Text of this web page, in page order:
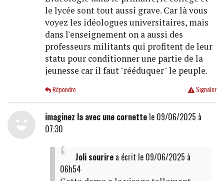
le lycée sont tout aussi grave. Car là vous
voyez les idéologues universitaires, mais
dans l'enseignement on a aussi des
professeurs militants qui profitent de leur
statu pour conditionner une partie de la
jeunesse car il faut "rééduquer" le peuple.
Signaler
Répondre
imaginez la avec une cornettele 09/06/2025 à
07:30
Joli sourirea écrit le 09/06/2025 à
06h54